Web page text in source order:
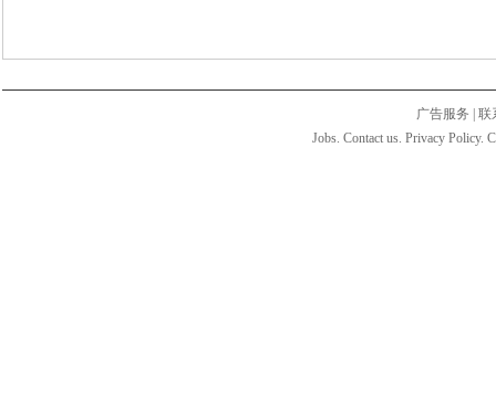
广告服务
联
Jobs. Contact us. Privacy Policy.